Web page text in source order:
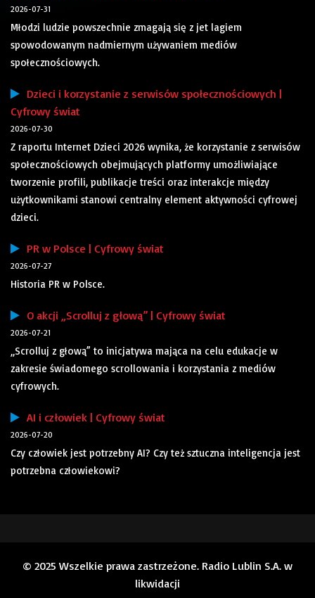
2026-07-31
Młodzi ludzie powszechnie zmagają się z jet lagiem
spowodowanym nadmiernym używaniem mediów
społecznościowych.
Dzieci i korzystanie z serwisów społecznościowych |
Cyfrowy świat
2026-07-30
Z raportu Internet Dzieci 2026 wynika, że korzystanie z serwisów
społecznościowych obejmujących platformy umożliwiające
tworzenie profili, publikacje treści oraz interakcje między
użytkownikami stanowi centralny element aktywności cyfrowej
dzieci.
PR w Polsce | Cyfrowy świat
2026-07-27
Historia PR w Polsce.
O akcji „Scrolluj z głową” | Cyfrowy świat
2026-07-21
„Scrolluj z głową” to inicjatywa mająca na celu edukacje w
zakresie świadomego scrollowania i korzystania z mediów
cyfrowych.
AI i człowiek | Cyfrowy świat
2026-07-20
Czy człowiek jest potrzebny AI? Czy też sztuczna inteligencja jest
potrzebna człowiekowi?
© 2025 Wszelkie prawa zastrzeżone. Radio Lublin S.A. w
likwidacji